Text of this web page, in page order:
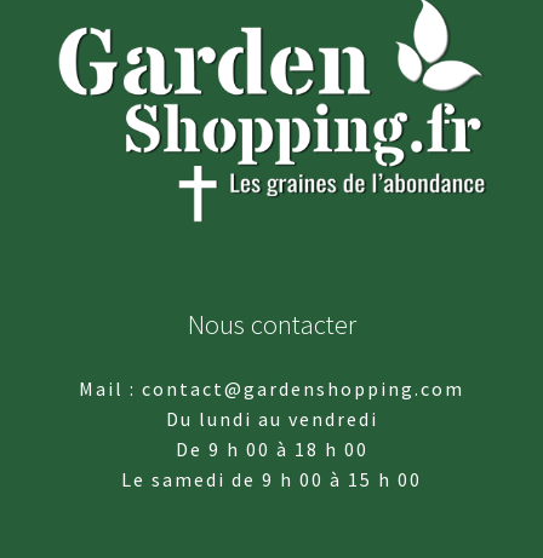
Nous contacter
Mail : contact@gardenshopping.com
Du lundi au vendredi
De 9 h 00 à 18 h 00
Le samedi de 9 h 00 à 15 h 00